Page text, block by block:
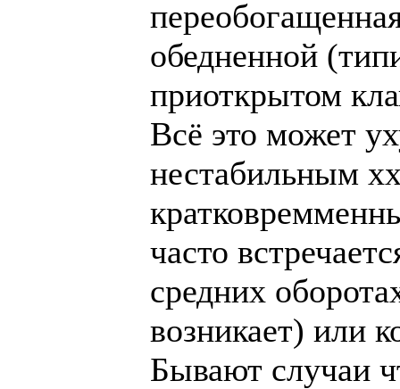
обедненной
приоткрытом
Всё это может
нестабильным
часто
средних
возникает) или
Бывают случаи